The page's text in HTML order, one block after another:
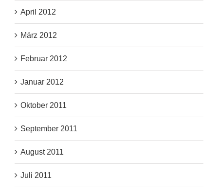
April 2012
März 2012
Februar 2012
Januar 2012
Oktober 2011
September 2011
August 2011
Juli 2011